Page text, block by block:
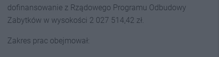
dofinansowanie z Rządowego Programu Odbudowy
Zabytków w wysokości 2 027 514,42 zł.
Zakres prac obejmował: